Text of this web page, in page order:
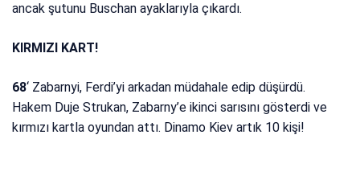
ancak şutunu Buschan ayaklarıyla çıkardı.
KIRMIZI KART!
68‘ Zabarnyi, Ferdi’yi arkadan müdahale edip düşürdü.
Hakem Duje Strukan, Zabarny’e ikinci sarısını gösterdi ve
kırmızı kartla oyundan attı. Dinamo Kiev artık 10 kişi!